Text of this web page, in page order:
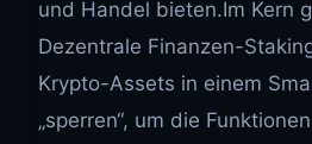
und Handel bieten.Im Kern
Dezentrale Finanzen-
Krypto-Assets in einem
„sperren“, um die